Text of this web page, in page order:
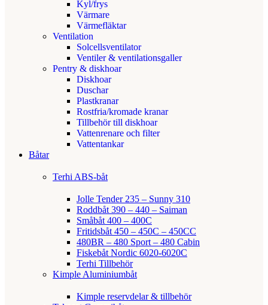
Kyl/frys
Värmare
Värmefläktar
Ventilation
Solcellsventilator
Ventiler & ventilationsgaller
Pentry & diskhoar
Diskhoar
Duschar
Plastkranar
Rostfria/kromade kranar
Tillbehör till diskhoar
Vattenrenare och filter
Vattentankar
Båtar
Terhi ABS-båt
Jolle Tender 235 – Sunny 310
Roddbåt 390 – 440 – Saiman
Småbåt 400 – 400C
Fritidsbåt 450 – 450C – 450CC
480BR – 480 Sport – 480 Cabin
Fiskebåt Nordic 6020-6020C
Terhi Tillbehör
Kimple Aluminiumbåt
Kimple reservdelar & tillbehör